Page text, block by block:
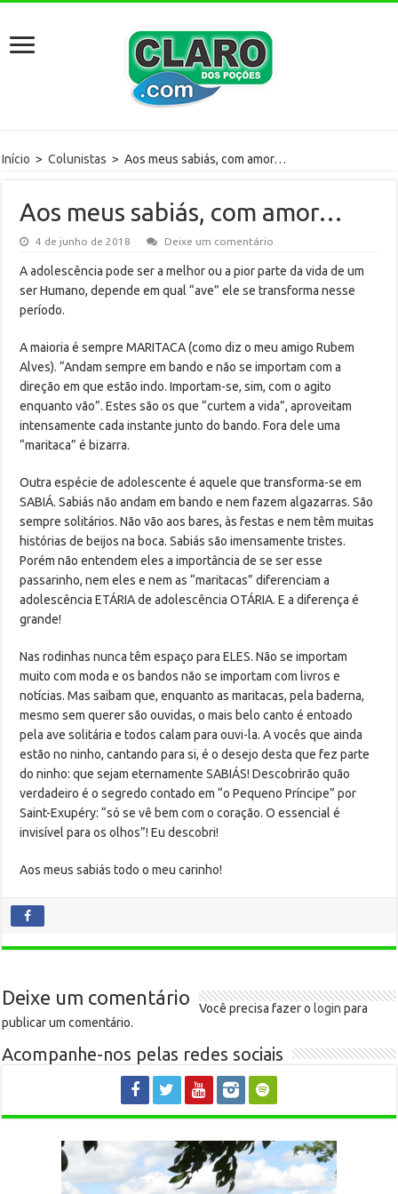
Início > Colunistas > Aos meus sabiás, com amor…
Aos meus sabiás, com amor…
4 de junho de 2018 Deixe um comentário
A adolescência pode ser a melhor ou a pior parte da vida de um
ser Humano, depende em qual “ave” ele se transforma nesse
período.
A maioria é sempre MARITACA (como diz o meu amigo Rubem
Alves). “Andam sempre em bando e não se importam com a
direção em que estão indo. Importam-se, sim, com o agito
enquanto vão”. Estes são os que “curtem a vida”, aproveitam
intensamente cada instante junto do bando. Fora dele uma
“maritaca” é bizarra.
Outra espécie de adolescente é aquele que transforma-se em
SABIÁ. Sabiás não andam em bando e nem fazem algazarras. São
sempre solitários. Não vão aos bares, às festas e nem têm muitas
histórias de beijos na boca. Sabiás são imensamente tristes.
Porém não entendem eles a importância de se ser esse
passarinho, nem eles e nem as “maritacas” diferenciam a
adolescência ETÁRIA de adolescência OTÁRIA. E a diferença é
grande!
Nas rodinhas nunca têm espaço para ELES. Não se importam
muito com moda e os bandos não se importam com livros e
notícias. Mas saibam que, enquanto as maritacas, pela baderna,
mesmo sem querer são ouvidas, o mais belo canto é entoado
pela ave solitária e todos calam para ouvi-la. A vocês que ainda
estão no ninho, cantando para si, é o desejo desta que fez parte
do ninho: que sejam eternamente SABIÁS! Descobrirão quão
verdadeiro é o segredo contado em “o Pequeno Príncipe” por
Saint-Exupéry: “só se vê bem com o coração. O essencial é
invisível para os olhos”! Eu descobri!
Aos meus sabiás todo o meu carinho!
Deixe um comentário Você precisa fazer o login para
publicar um comentário.
Acompanhe-nos pelas redes sociais